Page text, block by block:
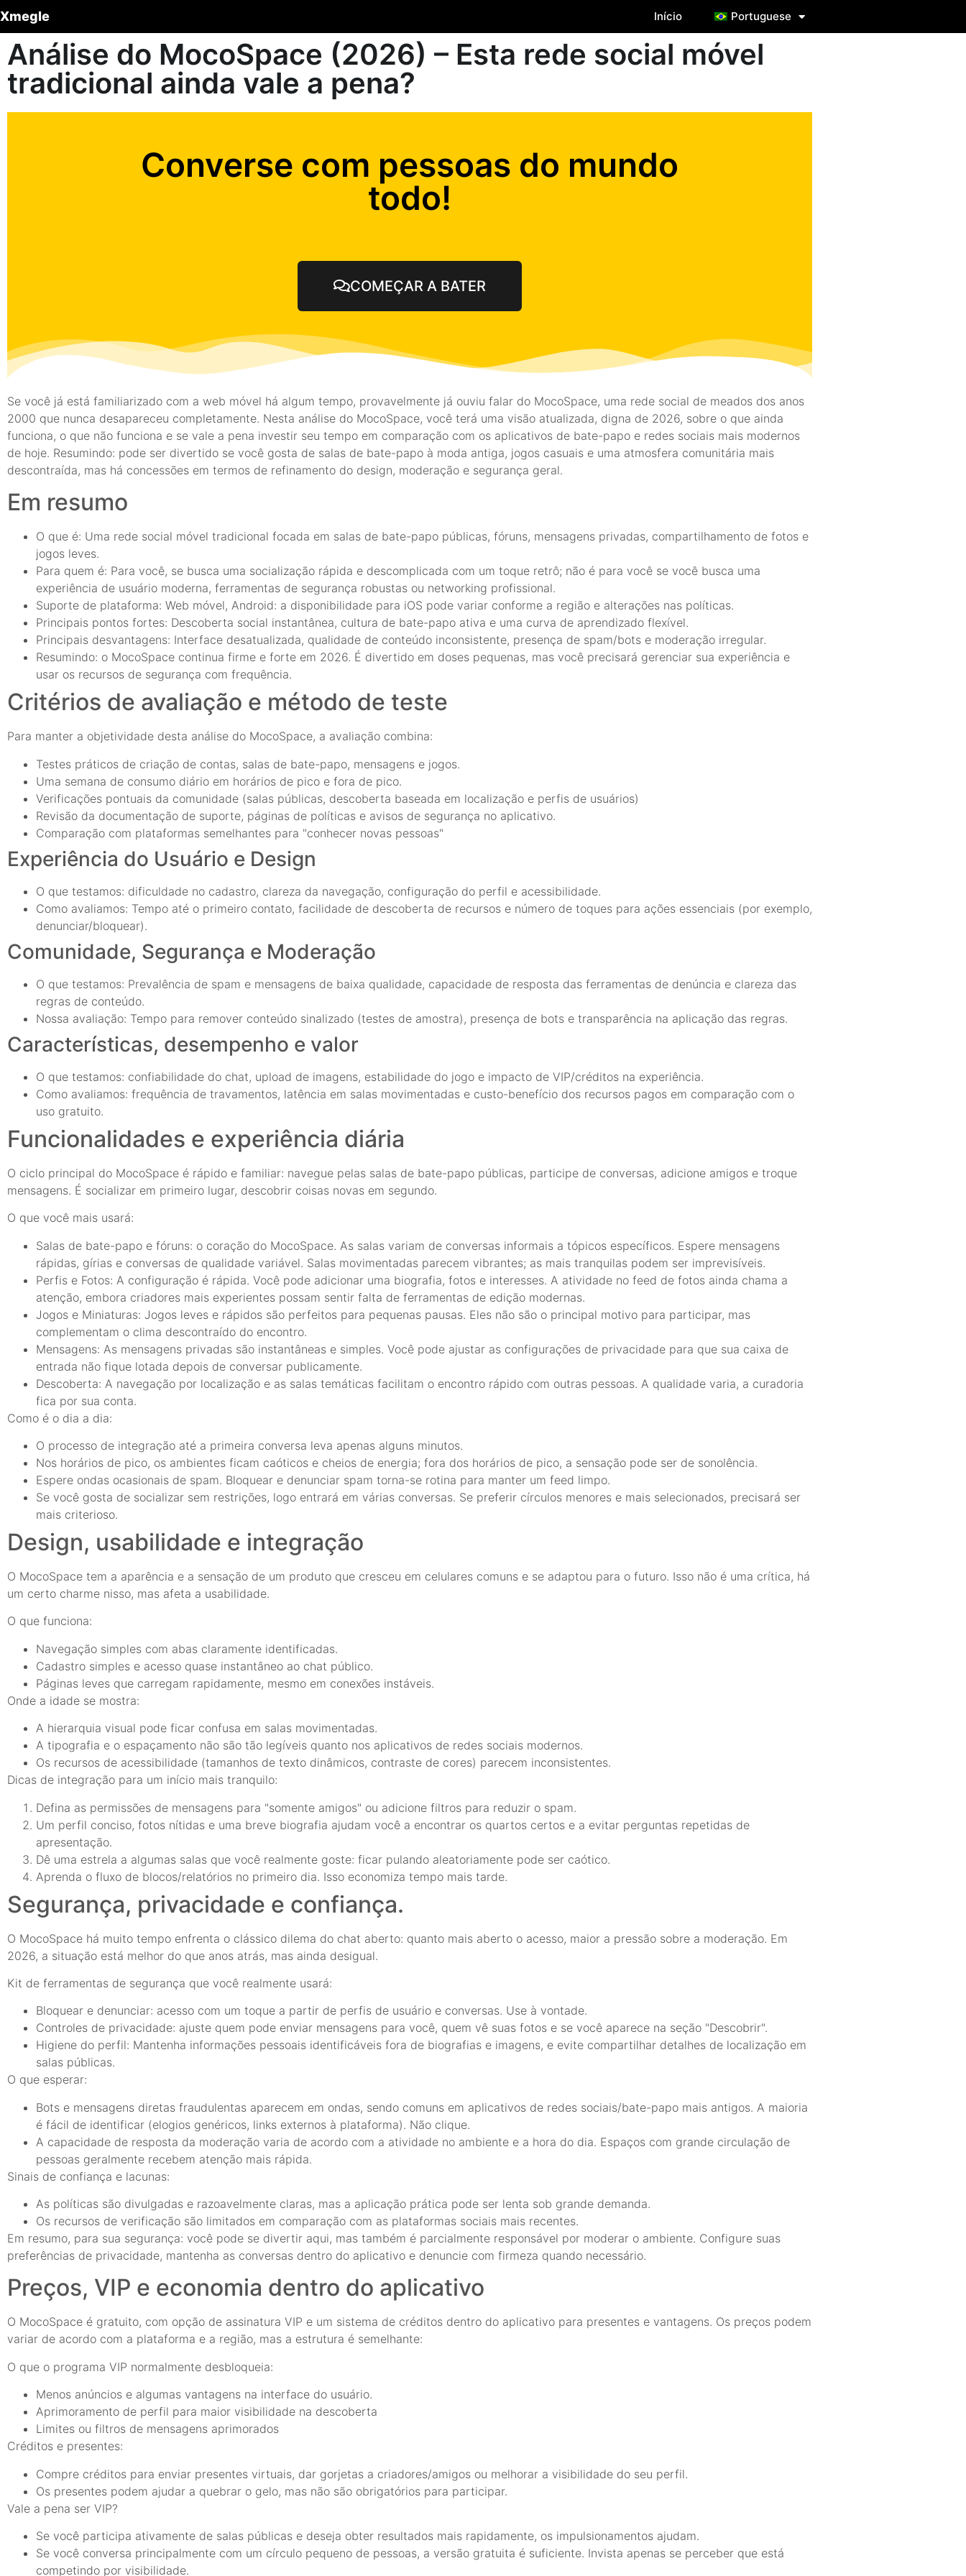
Xmegle Início Portuguese
Análise do MocoSpace (2026) – Esta rede social móvel
tradicional ainda vale a pena?
Converse com pessoas do mundo
todo!
COMEÇAR A BATER
Se você já está familiarizado com a web móvel há algum tempo, provavelmente já ouviu falar do MocoSpace, uma rede social de meados dos anos
2000 que nunca desapareceu completamente. Nesta análise do MocoSpace, você terá uma visão atualizada, digna de 2026, sobre o que ainda
funciona, o que não funciona e se vale a pena investir seu tempo em comparação com os aplicativos de bate-papo e redes sociais mais modernos
de hoje. Resumindo: pode ser divertido se você gosta de salas de bate-papo à moda antiga, jogos casuais e uma atmosfera comunitária mais
descontraída, mas há concessões em termos de refinamento do design, moderação e segurança geral.
Em resumo
O que é: Uma rede social móvel tradicional focada em salas de bate-papo públicas, fóruns, mensagens privadas, compartilhamento de fotos e
jogos leves.
Para quem é: Para você, se busca uma socialização rápida e descomplicada com um toque retrô; não é para você se você busca uma
experiência de usuário moderna, ferramentas de segurança robustas ou networking profissional.
Suporte de plataforma: Web móvel, Android: a disponibilidade para iOS pode variar conforme a região e alterações nas políticas.
Principais pontos fortes: Descoberta social instantânea, cultura de bate-papo ativa e uma curva de aprendizado flexível.
Principais desvantagens: Interface desatualizada, qualidade de conteúdo inconsistente, presença de spam/bots e moderação irregular.
Resumindo: o MocoSpace continua firme e forte em 2026. É divertido em doses pequenas, mas você precisará gerenciar sua experiência e
usar os recursos de segurança com frequência.
Critérios de avaliação e método de teste
Para manter a objetividade desta análise do MocoSpace, a avaliação combina:
Testes práticos de criação de contas, salas de bate-papo, mensagens e jogos.
Uma semana de consumo diário em horários de pico e fora de pico.
Verificações pontuais da comunidade (salas públicas, descoberta baseada em localização e perfis de usuários)
Revisão da documentação de suporte, páginas de políticas e avisos de segurança no aplicativo.
Comparação com plataformas semelhantes para "conhecer novas pessoas"
Experiência do Usuário e Design
O que testamos: dificuldade no cadastro, clareza da navegação, configuração do perfil e acessibilidade.
Como avaliamos: Tempo até o primeiro contato, facilidade de descoberta de recursos e número de toques para ações essenciais (por exemplo,
denunciar/bloquear).
Comunidade, Segurança e Moderação
O que testamos: Prevalência de spam e mensagens de baixa qualidade, capacidade de resposta das ferramentas de denúncia e clareza das
regras de conteúdo.
Nossa avaliação: Tempo para remover conteúdo sinalizado (testes de amostra), presença de bots e transparência na aplicação das regras.
Características, desempenho e valor
O que testamos: confiabilidade do chat, upload de imagens, estabilidade do jogo e impacto de VIP/créditos na experiência.
Como avaliamos: frequência de travamentos, latência em salas movimentadas e custo-benefício dos recursos pagos em comparação com o
uso gratuito.
Funcionalidades e experiência diária
O ciclo principal do MocoSpace é rápido e familiar: navegue pelas salas de bate-papo públicas, participe de conversas, adicione amigos e troque
mensagens. É socializar em primeiro lugar, descobrir coisas novas em segundo.
O que você mais usará:
Salas de bate-papo e fóruns: o coração do MocoSpace. As salas variam de conversas informais a tópicos específicos. Espere mensagens
rápidas, gírias e conversas de qualidade variável. Salas movimentadas parecem vibrantes; as mais tranquilas podem ser imprevisíveis.
Perfis e Fotos: A configuração é rápida. Você pode adicionar uma biografia, fotos e interesses. A atividade no feed de fotos ainda chama a
atenção, embora criadores mais experientes possam sentir falta de ferramentas de edição modernas.
Jogos e Miniaturas: Jogos leves e rápidos são perfeitos para pequenas pausas. Eles não são o principal motivo para participar, mas
complementam o clima descontraído do encontro.
Mensagens: As mensagens privadas são instantâneas e simples. Você pode ajustar as configurações de privacidade para que sua caixa de
entrada não fique lotada depois de conversar publicamente.
Descoberta: A navegação por localização e as salas temáticas facilitam o encontro rápido com outras pessoas. A qualidade varia, a curadoria
fica por sua conta.
Como é o dia a dia:
O processo de integração até a primeira conversa leva apenas alguns minutos.
Nos horários de pico, os ambientes ficam caóticos e cheios de energia; fora dos horários de pico, a sensação pode ser de sonolência.
Espere ondas ocasionais de spam. Bloquear e denunciar spam torna-se rotina para manter um feed limpo.
Se você gosta de socializar sem restrições, logo entrará em várias conversas. Se preferir círculos menores e mais selecionados, precisará ser
mais criterioso.
Design, usabilidade e integração
O MocoSpace tem a aparência e a sensação de um produto que cresceu em celulares comuns e se adaptou para o futuro. Isso não é uma crítica, há
um certo charme nisso, mas afeta a usabilidade.
O que funciona:
Navegação simples com abas claramente identificadas.
Cadastro simples e acesso quase instantâneo ao chat público.
Páginas leves que carregam rapidamente, mesmo em conexões instáveis.
Onde a idade se mostra:
A hierarquia visual pode ficar confusa em salas movimentadas.
A tipografia e o espaçamento não são tão legíveis quanto nos aplicativos de redes sociais modernos.
Os recursos de acessibilidade (tamanhos de texto dinâmicos, contraste de cores) parecem inconsistentes.
Dicas de integração para um início mais tranquilo:
Defina as permissões de mensagens para "somente amigos" ou adicione filtros para reduzir o spam.
Um perfil conciso, fotos nítidas e uma breve biografia ajudam você a encontrar os quartos certos e a evitar perguntas repetidas de
apresentação.
Dê uma estrela a algumas salas que você realmente goste: ficar pulando aleatoriamente pode ser caótico.
Aprenda o fluxo de blocos/relatórios no primeiro dia. Isso economiza tempo mais tarde.
Segurança, privacidade e confiança.
O MocoSpace há muito tempo enfrenta o clássico dilema do chat aberto: quanto mais aberto o acesso, maior a pressão sobre a moderação. Em
2026, a situação está melhor do que anos atrás, mas ainda desigual.
Kit de ferramentas de segurança que você realmente usará:
Bloquear e denunciar: acesso com um toque a partir de perfis de usuário e conversas. Use à vontade.
Controles de privacidade: ajuste quem pode enviar mensagens para você, quem vê suas fotos e se você aparece na seção "Descobrir".
Higiene do perfil: Mantenha informações pessoais identificáveis fora de biografias e imagens, e evite compartilhar detalhes de localização em
salas públicas.
O que esperar:
Bots e mensagens diretas fraudulentas aparecem em ondas, sendo comuns em aplicativos de redes sociais/bate-papo mais antigos. A maioria
é fácil de identificar (elogios genéricos, links externos à plataforma). Não clique.
A capacidade de resposta da moderação varia de acordo com a atividade no ambiente e a hora do dia. Espaços com grande circulação de
pessoas geralmente recebem atenção mais rápida.
Sinais de confiança e lacunas:
As políticas são divulgadas e razoavelmente claras, mas a aplicação prática pode ser lenta sob grande demanda.
Os recursos de verificação são limitados em comparação com as plataformas sociais mais recentes.
Em resumo, para sua segurança: você pode se divertir aqui, mas também é parcialmente responsável por moderar o ambiente. Configure suas
preferências de privacidade, mantenha as conversas dentro do aplicativo e denuncie com firmeza quando necessário.
Preços, VIP e economia dentro do aplicativo
O MocoSpace é gratuito, com opção de assinatura VIP e um sistema de créditos dentro do aplicativo para presentes e vantagens. Os preços podem
variar de acordo com a plataforma e a região, mas a estrutura é semelhante:
O que o programa VIP normalmente desbloqueia:
Menos anúncios e algumas vantagens na interface do usuário.
Aprimoramento de perfil para maior visibilidade na descoberta
Limites ou filtros de mensagens aprimorados
Créditos e presentes:
Compre créditos para enviar presentes virtuais, dar gorjetas a criadores/amigos ou melhorar a visibilidade do seu perfil.
Os presentes podem ajudar a quebrar o gelo, mas não são obrigatórios para participar.
Vale a pena ser VIP?
Se você participa ativamente de salas públicas e deseja obter resultados mais rapidamente, os impulsionamentos ajudam.
Se você conversa principalmente com um círculo pequeno de pessoas, a versão gratuita é suficiente. Invista apenas se perceber que está
competindo por visibilidade.